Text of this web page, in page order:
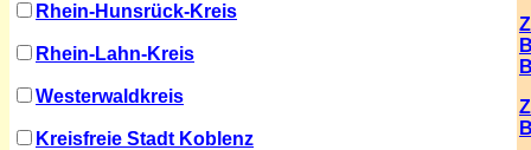
Rhein-Hunsrück-Kreis
Rhein-Lahn-Kreis
Westerwaldkreis
Kreisfreie Stadt Koblenz